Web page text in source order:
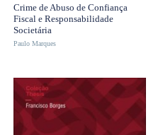
preço
original
era:
preço
Crime de Abuso de Confiança
Fiscal e Responsabilidade
Societária
Paulo Marques